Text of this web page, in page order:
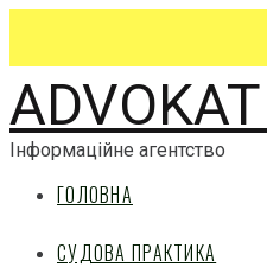
Інформаційне агентство
ГОЛОВНА
СУДОВА ПРАКТИКА